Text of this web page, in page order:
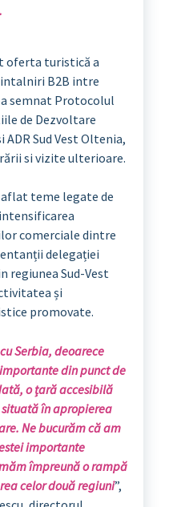
oferta turistică a
intalniri B2B intre
semnat Protocolul
de Dezvoltare
ADR Sud Vest Oltenia,
si vizite ulterioare.
aflat teme legate de
comerciale dintre
delegației
regiunea Sud-Vest
și
promovate.
Serbia, deoarece
din punct de
o țară accesibilă
în apropierea
Ne bucurăm că am
importante
împreună o rampă
celor două regiuni”,